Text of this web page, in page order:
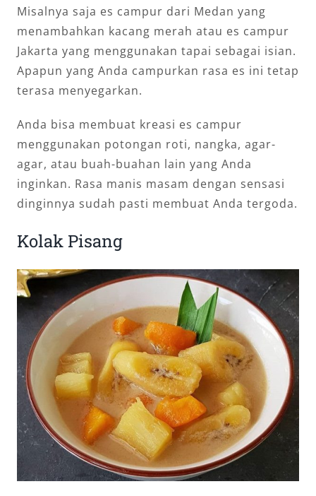
Misalnya saja es campur dari Medan yang
menambahkan kacang merah atau es campur
Jakarta yang menggunakan tapai sebagai isian.
Apapun yang Anda campurkan rasa es ini tetap
terasa menyegarkan.
Anda bisa membuat kreasi es campur
menggunakan potongan roti, nangka, agar-
agar, atau buah-buahan lain yang Anda
inginkan. Rasa manis masam dengan sensasi
dinginnya sudah pasti membuat Anda tergoda.
Kolak Pisang